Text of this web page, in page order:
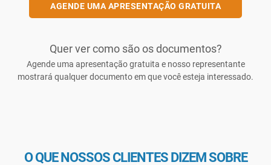
AGENDE UMA APRESENTAÇÃO GRATUITA
Quer ver como são os documentos?
Agende uma apresentação gratuita e nosso representante
mostrará qualquer documento em que você esteja interessado.
O QUE NOSSOS CLIENTES DIZEM SOBRE